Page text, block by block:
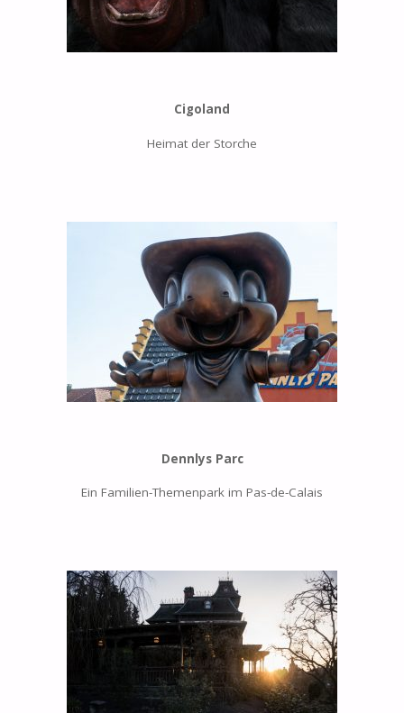
Cigoland
Heimat der Storche
Dennlys Parc
Ein Familien-Themenpark im Pas-de-Calais